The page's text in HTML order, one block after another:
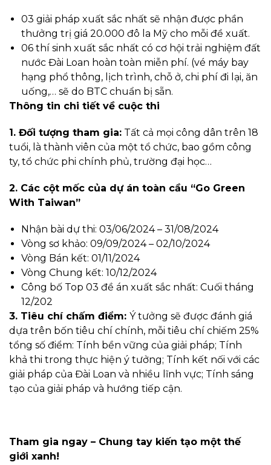
03 giải pháp xuất sắc nhất sẽ nhận được phần
thưởng trị giá 20.000 đô la Mỹ cho mỗi đề xuất.
06 thí sinh xuất sắc nhất có cơ hội trải nghiệm đất
nước Đài Loan hoàn toàn miễn phí. (vé máy bay
hạng phổ thông, lịch trình, chỗ ở, chi phí đi lại, ăn
uống,… sẽ do BTC chuẩn bị sẵn.
Thông tin chi tiết về cuộc thi
1. Đối tượng tham gia: Tất cả mọi công dân trên 18
tuổi, là thành viên của một tổ chức, bao gồm công
ty, tổ chức phi chính phủ, trường đại học…
2. Các cột mốc của dự án toàn cầu “Go Green
With Taiwan”
Nhận bài dự thi: 03/06/2024 – 31/08/2024
Vòng sơ khảo: 09/09/2024 – 02/10/2024
Vòng Bán kết: 01/11/2024
Vòng Chung kết: 10/12/2024
Công bố Top 03 đề án xuất sắc nhất: Cuối tháng
12/202
3. Tiêu chí chấm điểm: Ý tưởng sẽ được đánh giá
dựa trên bốn tiêu chí chính, mỗi tiêu chí chiếm 25%
tổng số điểm: Tính bền vững của giải pháp; Tính
khả thi trong thực hiện ý tưởng; Tính kết nối với các
giải pháp của Đài Loan và nhiều lĩnh vực; Tính sáng
tạo của giải pháp và hướng tiếp cận.
Tham gia ngay – Chung tay kiến tạo một thế
giới xanh!